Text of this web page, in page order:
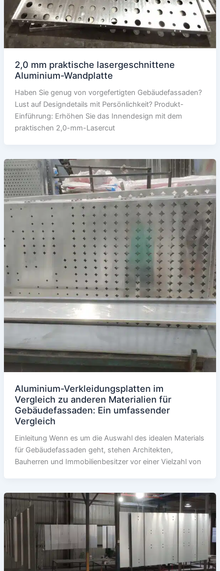
2,0 mm praktische lasergeschnittene
Aluminium-Wandplatte
Haben Sie genug von vorgefertigten Gebäudefassaden?
Lust auf Designdetails mit Persönlichkeit? Produkt-
Einführung: Erhöhen Sie das Innendesign mit dem
praktischen 2,0-mm-Lasercut
Aluminium-Verkleidungsplatten im
Vergleich zu anderen Materialien für
Gebäudefassaden: Ein umfassender
Vergleich
Einleitung Wenn es um die Auswahl des idealen Materials
für Gebäudefassaden geht, stehen Architekten,
Bauherren und Immobilienbesitzer vor einer Vielzahl von